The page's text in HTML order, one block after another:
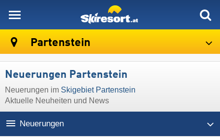
Partenstein
Neuerungen Partenstein
Neuerungen im Skigebiet Partenstein
Aktuelle Neuheiten und News
Neuerungen